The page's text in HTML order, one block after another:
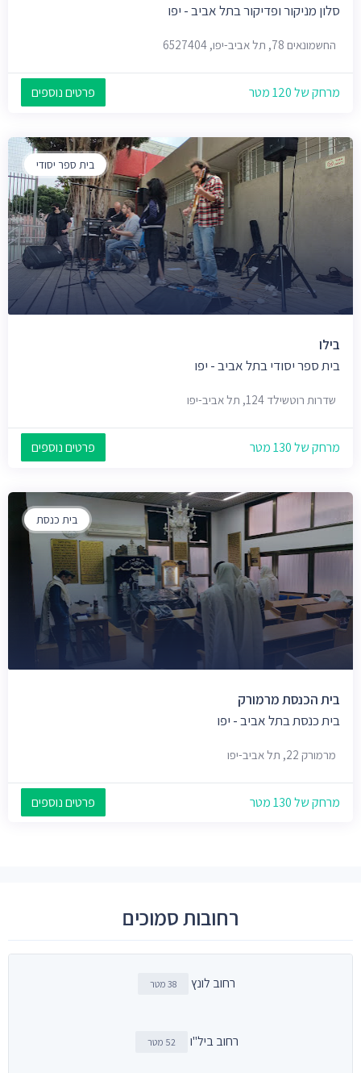
סלון מניקור ופדיקור בתל אביב - יפו
החשמונאים 78, תל אביב-יפו, 6527404
מרחק של 120 מטר פרטים נוספים
בית ספר יסודי
בילו
בית ספר יסודי בתל אביב - יפו
שדרות רוטשילד 124, תל אביב-יפו
מרחק של 130 מטר פרטים נוספים
בית כנסת
בית הכנסת מרמורק
בית כנסת בתל אביב - יפו
מרמורק 22, תל אביב-יפו
מרחק של 130 מטר פרטים נוספים
רחובות סמוכים
רחוב לונץ 38 מטר
רחוב ביל"ו 52 מטר